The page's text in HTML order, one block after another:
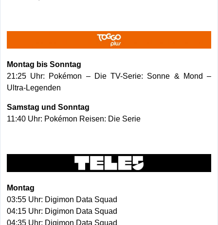
Montag bis Sonntag
21:25 Uhr: Pokémon – Die TV-Serie: Sonne & Mond –
Ultra-Legenden
Samstag und Sonntag
11:40 Uhr: Pokémon Reisen: Die Serie
Montag
03:55 Uhr: Digimon Data Squad
04:15 Uhr: Digimon Data Squad
04:35 Uhr: Digimon Data Squad